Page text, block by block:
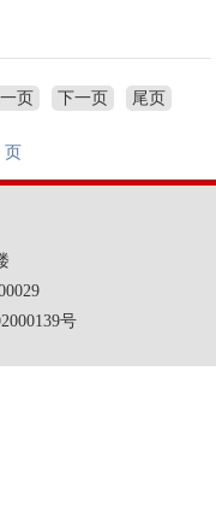
一页 下一页 尾页
页
号